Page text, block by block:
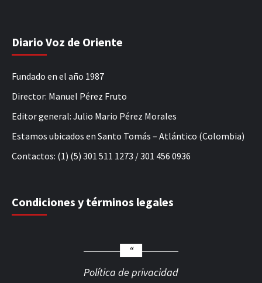
Diario Voz de Oriente
Fundado en el año 1987
Director: Manuel Pérez Fruto
Editor general: Julio Mario Pérez Morales
Estamos ubicados en Santo Tomás – Atlántico (Colombia)
Contactos: (1) (5) 301 511 1273 / 301 456 0936
Condiciones y términos legales
Política de privacidad